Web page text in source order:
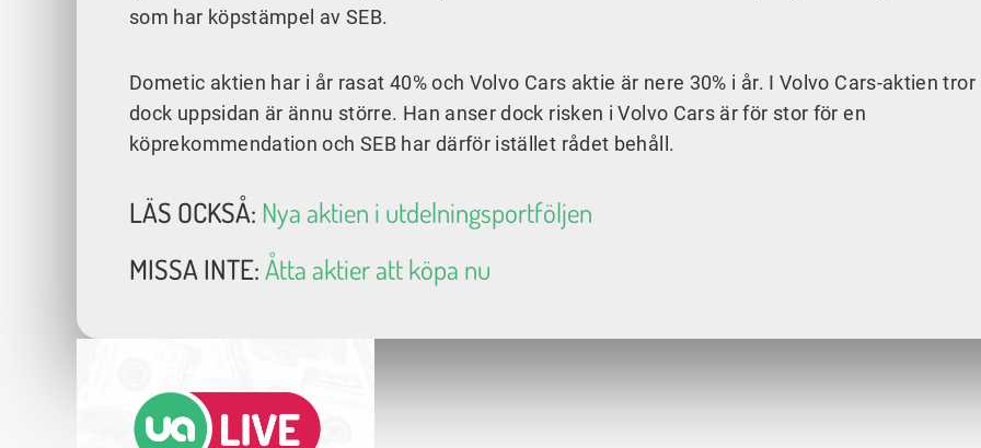
som har köpstämpel av SEB.
Dometic aktien har i år rasat 40% och Volvo Cars aktie är nere 30% i år. I Volvo Cars-aktien tror
dock uppsidan är ännu större. Han anser dock risken i Volvo Cars är för stor för en
köprekommendation och SEB har därför istället rådet behåll.
LÄS OCKSÅ: Nya aktien i utdelningsportföljen
MISSA INTE:Åtta aktier att köpa nu